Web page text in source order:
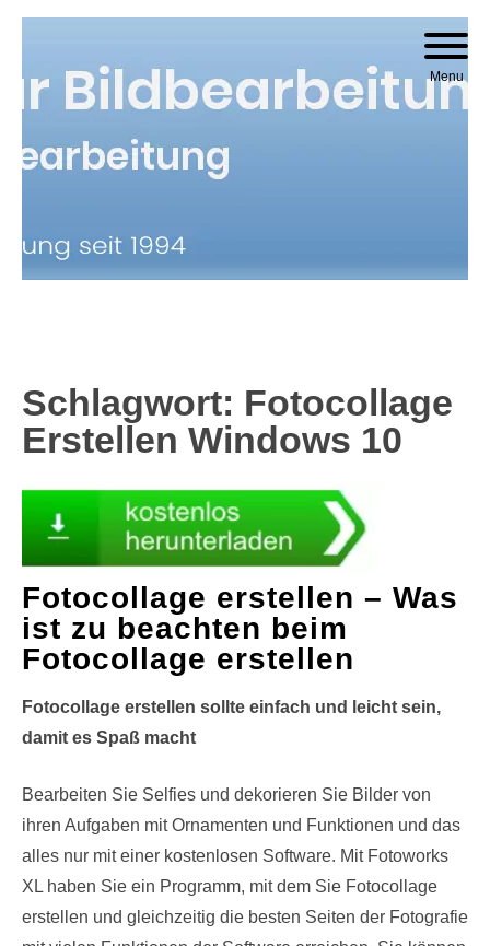
Menu
Schlagwort: Fotocollage
Erstellen Windows 10
Fotocollage erstellen – Was
ist zu beachten beim
Fotocollage erstellen
Fotocollage erstellen sollte einfach und leicht sein,
damit es Spaß macht
Bearbeiten Sie Selfies und dekorieren Sie Bilder von
ihren Aufgaben mit Ornamenten und Funktionen und das
alles nur mit einer kostenlosen Software. Mit Fotoworks
XL haben Sie ein Programm, mit dem Sie Fotocollage
erstellen und gleichzeitig die besten Seiten der Fotografie